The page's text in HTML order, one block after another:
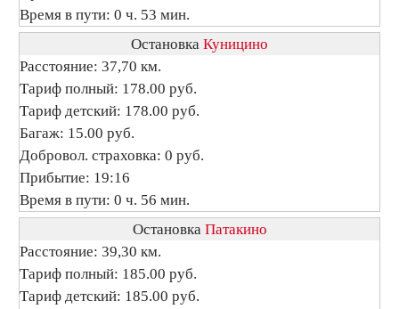
Время в пути: 0 ч. 53 мин.
Остановка Куницино
Расстояние: 37,70 км.
Тариф полный: 178.00 руб.
Тариф детский: 178.00 руб.
Багаж: 15.00 руб.
Добровол. страховка: 0 руб.
Прибытие: 19:16
Время в пути: 0 ч. 56 мин.
Остановка Патакино
Расстояние: 39,30 км.
Тариф полный: 185.00 руб.
Тариф детский: 185.00 руб.